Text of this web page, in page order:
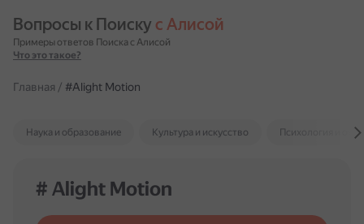
Вопросы к Поиску с Алисой
Примеры ответов Поиска с Алисой
Что это такое?
Главная / #Alight Motion
Наука и образование Культура и искусство Психология и
# Alight Motion